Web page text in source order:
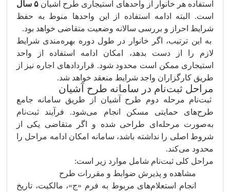
استفاده هر خانوار از واحدهای استیجاری طرح آشیان۵ سال
است. البته ادامه استفاده از این واحدها منوط به حفظ
شرایط احراز و بررسی سالانه وضعیت متقاضی خواهد بود.
به این ترتیب، اگر خانوار در طول دوره بهره‌مندی شرایط
لازم را از دست بدهد، امکان ادامه استفاده از واحد
استیجاری ممکن است محدود شود. قراردادهای اجاره نیز از
طریق کارگزاران واجد شرایط منعقد خواهد شد.
مراحل ثبت‌نام در سامانه طرح آشیان
ثبت‌نام مرحله دوم طرح آشیان از طریق سامانه جامع
طرح‌های حمایتی مسکن انجام می‌شود. فرآیند ثبت‌نام
به‌صورت مرحله‌ای طراحی شده و اگر متقاضی یکی از
شروط اصلی را نداشته باشد، سامانه امکان ادامه مراحل را
محدود می‌کند.
مراحل کلی ثبت‌نام شامل موارد زیر است:
مشاهده و پذیرش ضوابط و مقررات طرح
انجام استعلام‌های مربوط به فرم «ج»، مالکیت، تاریخ